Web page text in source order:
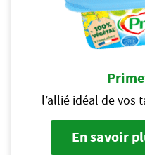
l’allié idéal de vos
En savoir